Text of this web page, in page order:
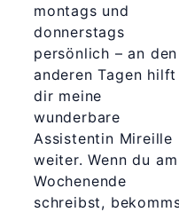
montags und
donnerstags
persönlich – an den
anderen Tagen hilft
dir meine
wunderbare
Assistentin Mireille
weiter. Wenn du am
Wochenende
schreibst,